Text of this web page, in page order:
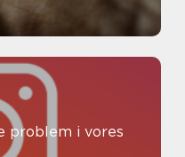
problem i vores